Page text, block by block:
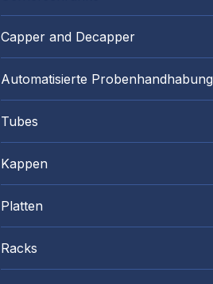
Capper and Decapper
Automatisierte Probenhandhabung
Tubes
Kappen
Platten
Racks